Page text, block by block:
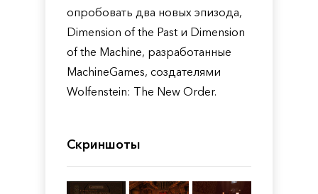
опробовать два новых эпизода,
Dimension of the Past и Dimension
of the Machine, разработанные
MachineGames, создателями
Wolfenstein: The New Order.
Скриншоты